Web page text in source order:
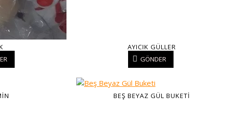
AYICIK GÜLLER
GÖNDER
BEŞ BEYAZ GÜL BUKETI